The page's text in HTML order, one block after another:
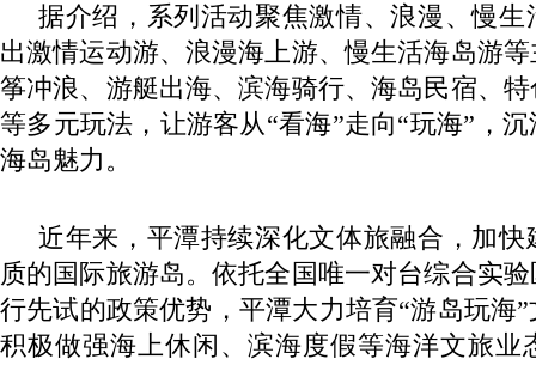
据介绍，系列活动聚焦激情、浪漫、慢生
出激情运动游、浪漫海上游、慢生活海岛游
筝冲浪、游艇出海、滨海骑行、海岛民宿、
等多元玩法，让游客从“看海”走向“玩海”，
海岛魅力。
近年来，平潭持续深化文体旅融合，加快
质的国际旅游岛。依托全国唯一对台综合实
行先试的政策优势，平潭大力培育“游岛玩海
积极做强海上休闲、滨海度假等海洋文旅业